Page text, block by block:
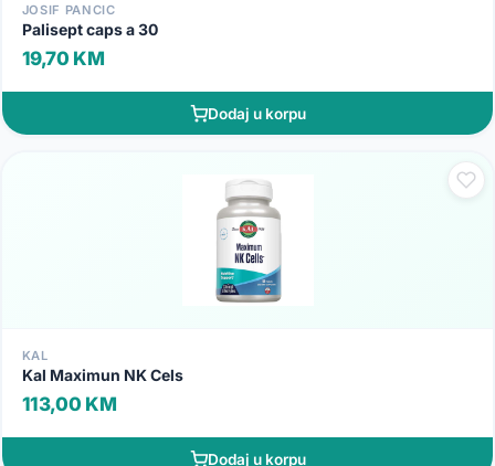
JOSIF PANCIC
Palisept caps a 30
19,70 KM
Dodaj u korpu
KAL
Kal Maximun NK Cels
113,00 KM
Dodaj u korpu